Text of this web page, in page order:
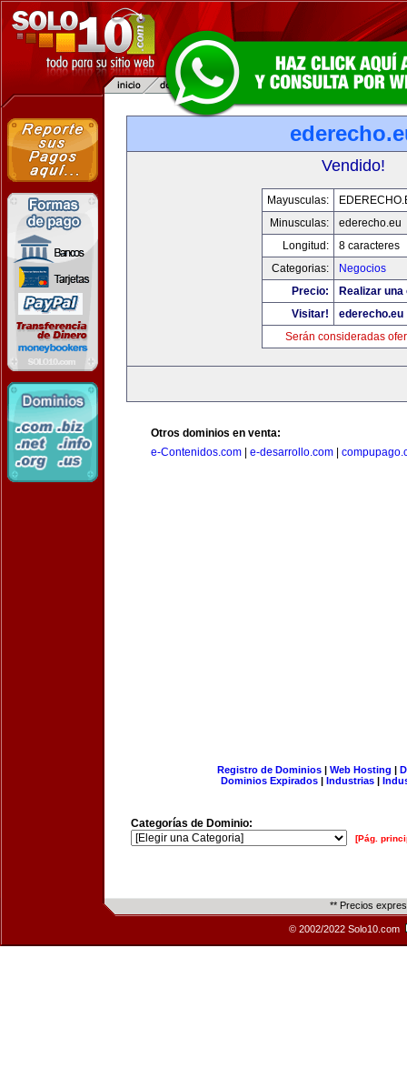
Vendido!
Mayusculas:
Minusculas:
ederecho.eu
Longitud:
8 caracteres
Categorias:
Negocios
Precio:
Realizar
Visitar!
ederecho.eu
Serán consideradas
Otros dominios en venta:
e-Contenidos.com
e-desarrollo.com
Registro de Dominios| Web Hosting |
Dominios Expirados | Industrias |
Categorías de Dominio:
[Pág.
** Precios
© 2002/2022 Solo10.com